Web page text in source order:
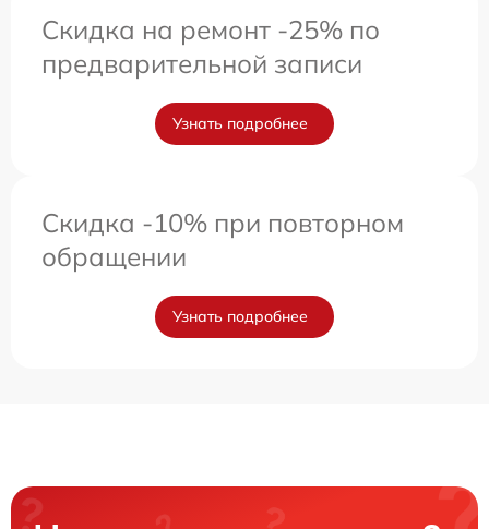
Скидка на ремонт -25% по
предварительной записи
Узнать подробнее
Скидка -10% при повторном
обращении
Узнать подробнее